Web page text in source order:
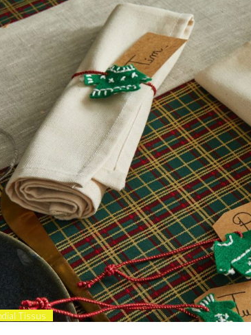
Tissus